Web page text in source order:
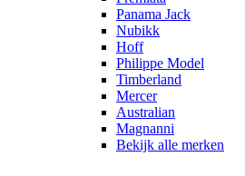
Panama Jack
Nubikk
Hoff
Philippe Model
Timberland
Mercer
Australian
Magnanni
Bekijk alle merken